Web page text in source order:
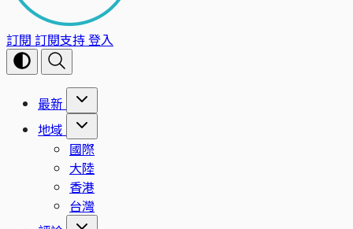
訂閱 訂閱支持登入
最新
地域
國際
大陸
香港
台灣